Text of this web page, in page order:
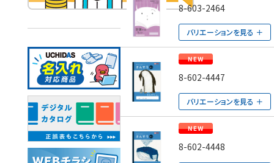
8-603-2464
バリエーションを見る
8-602-4447
バリエーションを見る
8-602-4448